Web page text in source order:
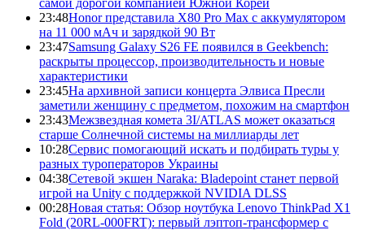
23:48Honor представила X80 Pro Max с аккумулятором
на 11 000 мАч и зарядкой 90 Вт
23:47Samsung Galaxy S26 FE появился в Geekbench:
раскрыты процессор, производительность и новые
характеристики
23:45На архивной записи концерта Элвиса Пресли
заметили женщину с предметом, похожим на смартфон
23:43Межзвездная комета 3I/ATLAS может оказаться
старше Солнечной системы на миллиарды лет
10:28Сервис помогающий искать и подбирать туры у
разных туроператоров Украины
04:38Сетевой экшен Naraka: Bladepoint станет первой
игрой на Unity с поддержкой NVIDIA DLSS
00:28Новая статья: Обзор ноутбука Lenovo ThinkPad X1
Fold (20RL-000FRT): первый лэптоп-трансформер с